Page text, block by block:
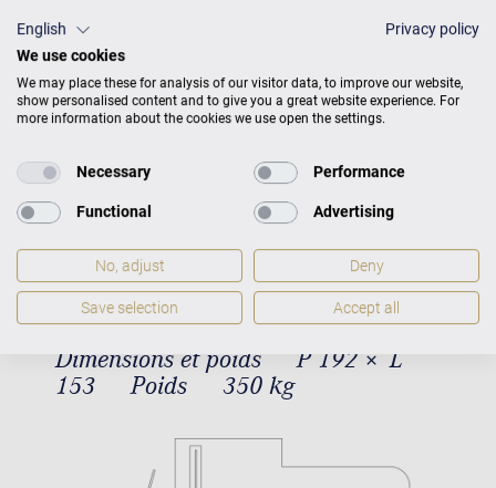
Concert A-192 Dimensions et poids
Dimensions et poids
P 192 × L
153
Poids 350 kg
English
Privacy policy
We use cookies
We may place these for analysis of our visitor data, to improve our website,
show personalised content and to give you a great website experience. For
more information about the cookies we use open the settings.
Necessary Performance
Functional Advertising
No, adjust Deny
Save selection Accept all